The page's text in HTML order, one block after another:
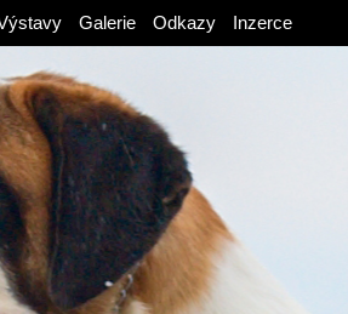
Galerie Odkazy Inzerce